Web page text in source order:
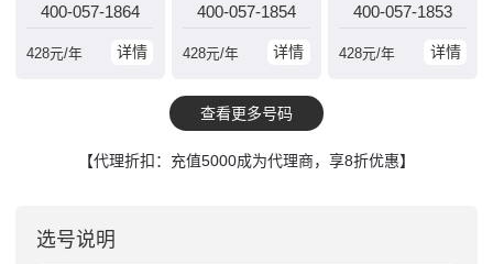
400-057-1864
详情
428元/年
400-057-1854
详情
428元/年
400-057-1853
详情
428元/年
查看更多号码
【代理折扣：充值5000成为代理商，享8折优惠】
选号说明